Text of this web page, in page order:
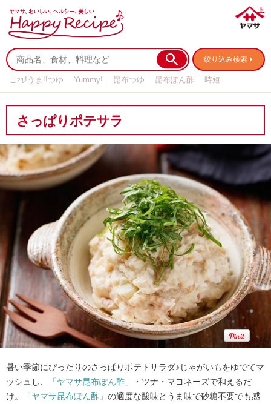
絞り込み検索
これ!うま!!つゆ Yummy! 昆布つゆ 昆布ぽん酢
時短
さっぱりポテサラ
暑い季節にぴったりのさっぱりポテトサラダ♪じゃがいもをゆでてマ
ッシュし、
「ヤマサ昆布ぽん酢」
・ツナ・マヨネーズで和えるだ
け。
「ヤマサ昆布ぽん酢」 の適度な酸味とうま味で砂糖不要でも感